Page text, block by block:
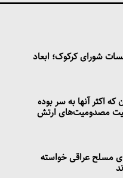
شورای کرکوک؛ ابعاد
که اکثر آنها به سر بوده
مصدومیت‌های ارتش
مسلح عراقی خواسته